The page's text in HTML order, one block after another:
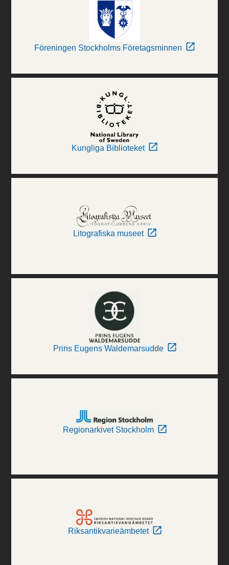
Föreningen Stockholms Företagsminnen
Kungliga Biblioteket
Litografiska museet
Prins Eugens Waldemarsudde
Regionarkivet Stockholm
Riksantikvarieämbetet